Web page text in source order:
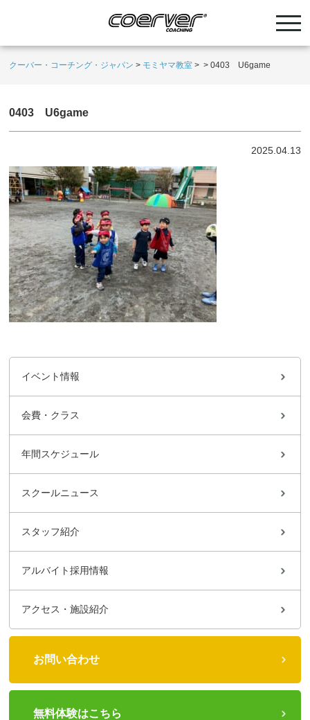
クーバー・コーチング・ジャパン > モミヤマ教室 > >0403 U6game
0403 U6game
2025.04.13
イベント情報
会費・クラス
年間スケジュール
スクールニュース
スタッフ紹介
アルバイト採用情報
アクセス・施設紹介
お問い合わせ
無料体験はこちら